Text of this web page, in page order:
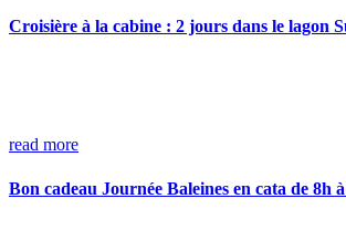
Croisière à la cabine : 2 jours dans le lagon
read more
Bon cadeau Journée Baleines en cata de 8h